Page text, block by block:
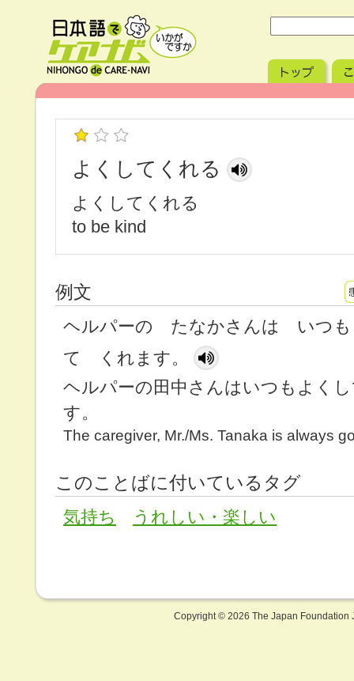
よくしてくれる
よくしてくれる
to be kind
例文
ヘルパーの たなかさんは いつ
て くれます。
ヘルパーの田中さんはいつもよく
す。
The caregiver, Mr./Ms. Tanaka is always
このことばに付いているタグ
気持ち うれしい・楽しい
Copyright © 2026 The Japan Foundation